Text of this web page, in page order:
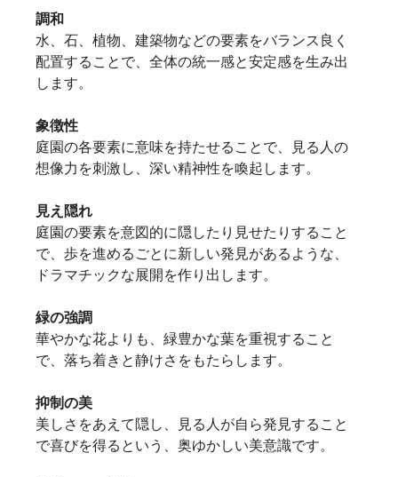
調和
水、石、植物、建築物などの要素をバランス良く
配置することで、全体の統一感と安定感を生み出
します。
象徴性
庭園の各要素に意味を持たせることで、見る人の
想像力を刺激し、深い精神性を喚起します。
見え隠れ
庭園の要素を意図的に隠したり見せたりすること
で、歩を進めるごとに新しい発見があるような、
ドラマチックな展開を作り出します。
緑の強調
華やかな花よりも、緑豊かな葉を重視すること
で、落ち着きと静けさをもたらします。
抑制の美
美しさをあえて隠し、見る人が自ら発見すること
で喜びを得るという、奥ゆかしい美意識です。